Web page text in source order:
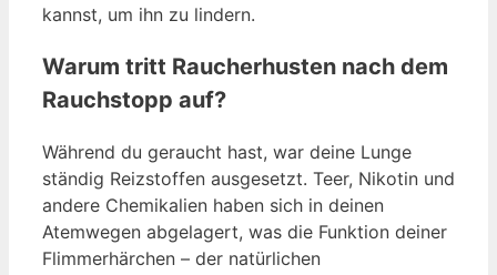
kannst, um ihn zu lindern.
Warum tritt Raucherhusten nach dem
Rauchstopp auf?
Während du geraucht hast, war deine Lunge
ständig Reizstoffen ausgesetzt. Teer, Nikotin und
andere Chemikalien haben sich in deinen
Atemwegen abgelagert, was die Funktion deiner
Flimmerhärchen – der natürlichen